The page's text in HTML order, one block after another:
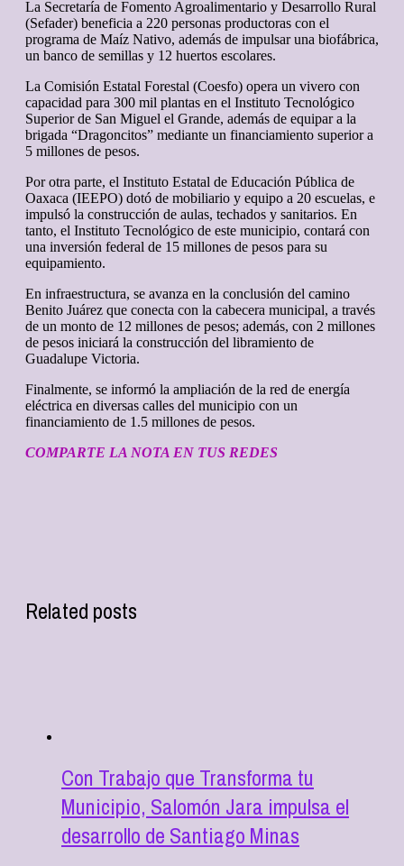
La Secretaría de Fomento Agroalimentario y Desarrollo Rural
(Sefader) beneficia a 220 personas productoras con el
programa de Maíz Nativo, además de impulsar una biofábrica,
un banco de semillas y 12 huertos escolares.
La Comisión Estatal Forestal (Coesfo) opera un vivero con
capacidad para 300 mil plantas en el Instituto Tecnológico
Superior de San Miguel el Grande, además de equipar a la
brigada “Dragoncitos” mediante un financiamiento superior a
5 millones de pesos.
Por otra parte, el Instituto Estatal de Educación Pública de
Oaxaca (IEEPO) dotó de mobiliario y equipo a 20 escuelas, e
impulsó la construcción de aulas, techados y sanitarios. En
tanto, el Instituto Tecnológico de este municipio, contará con
una inversión federal de 15 millones de pesos para su
equipamiento.
En infraestructura, se avanza en la conclusión del camino
Benito Juárez que conecta con la cabecera municipal, a través
de un monto de 12 millones de pesos; además, con 2 millones
de pesos iniciará la construcción del libramiento de
Guadalupe Victoria.
Finalmente, se informó la ampliación de la red de energía
eléctrica en diversas calles del municipio con un
financiamiento de 1.5 millones de pesos.
COMPARTE LA NOTA EN TUS REDES
Related posts
Con Trabajo que Transforma tu
Municipio, Salomón Jara impulsa el
desarrollo de Santiago Minas